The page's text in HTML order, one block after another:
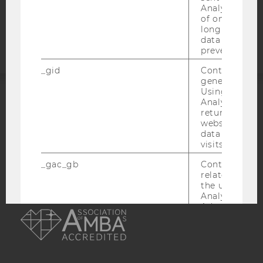
BarrierefreiheitserklärungAnalytics a
of once per
long as it is
data
prevented.
_gid
Contains a
generated
Using this
Analytics can
returning
website and
data from
visits.
_gac_gb
Contains
related
the user. If
Analytics and
Ads accounts